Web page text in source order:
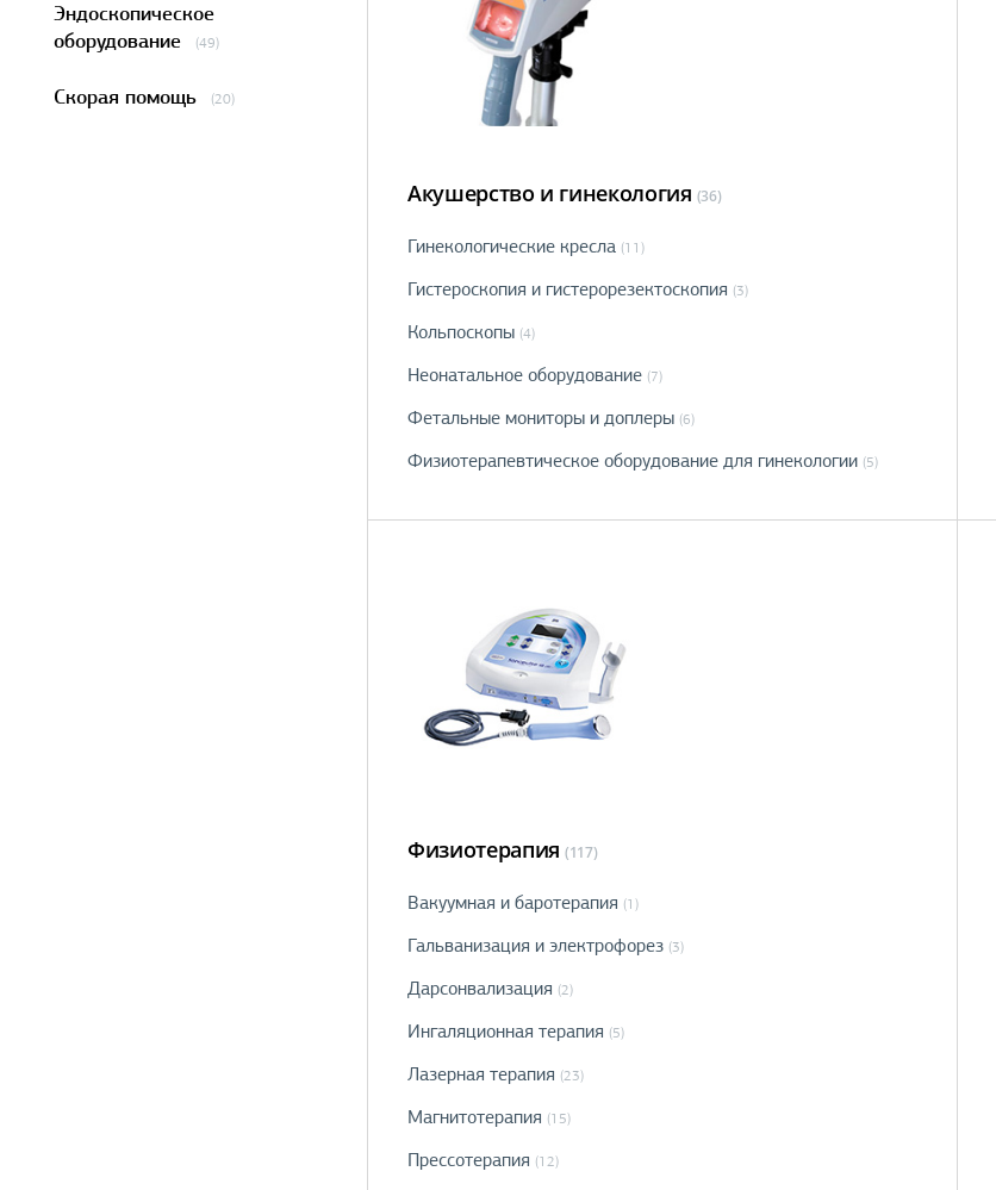
Эндоскопическое
оборудование
(49)
Скорая помощь (20)
Акушерство и гинекология (36)
Гинекологические кресла (11)
Гистероскопия и гистерорезектоскопия (3)
Кольпоскопы (4)
Неонатальное оборудование (7)
Фетальные мониторы и доплеры (6)
Физиотерапевтическое оборудование для гинекологии (5)
Физиотерапия (117)
Вакуумная и баротерапия (1)
Гальванизация и электрофорез (3)
Дарсонвализация (2)
Ингаляционная терапия (5)
Лазерная терапия (23)
Магнитотерапия (15)
Прессотерапия (12)